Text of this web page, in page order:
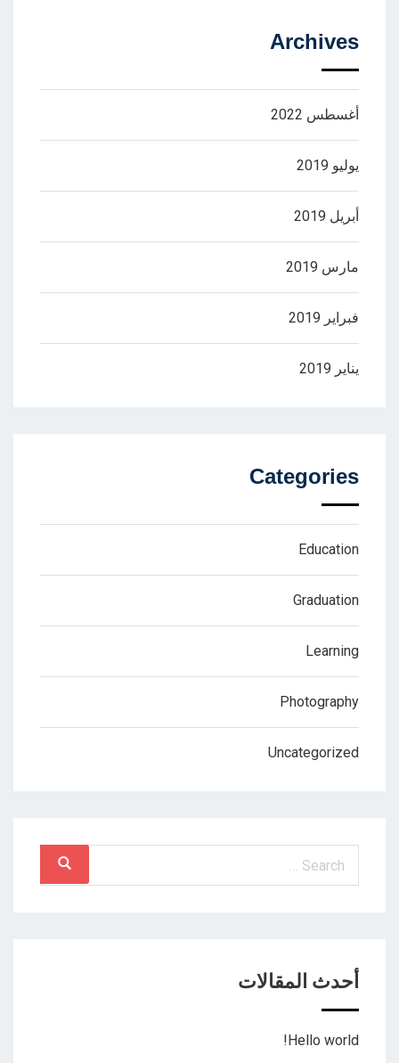
Archives
أغسطس 2022
يوليو 2019
أبريل 2019
مارس 2019
فبراير 2019
يناير 2019
Categories
Education
Graduation
Learning
Photography
Uncategorized
أحدث المقالات
Hello world!